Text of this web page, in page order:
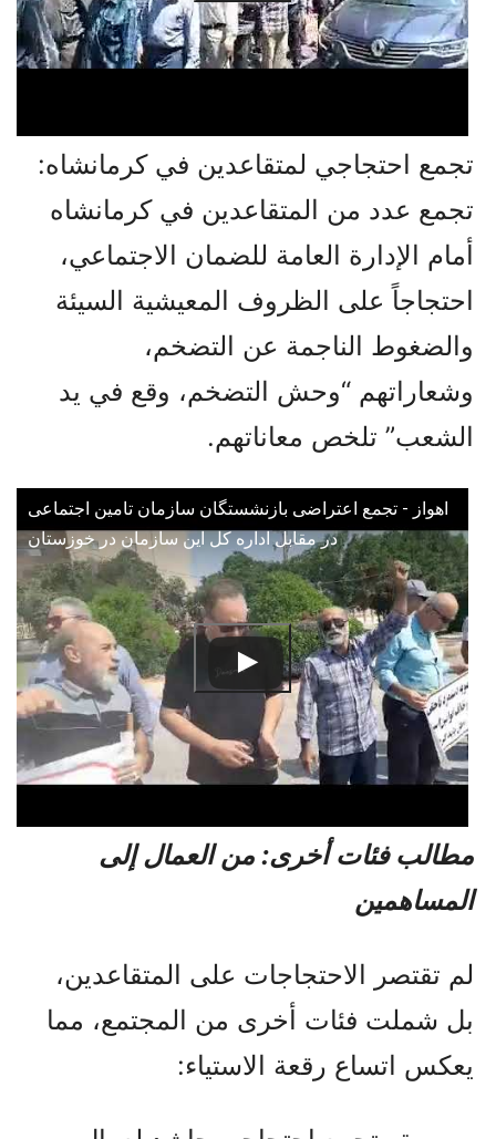
تجمع احتجاجي لمتقاعدين في كرمانشاه:
تجمع عدد من المتقاعدين في كرمانشاه
أمام الإدارة العامة للضمان الاجتماعي،
احتجاجاً على الظروف المعيشية السيئة
والضغوط الناجمة عن التضخم،
وشعاراتهم “وحش التضخم، وقع في يد
الشعب” تلخص معاناتهم.
اهواز - تجمع اعتراضی بازنشستگان سازمان تامین اجتماعی
در مقابل اداره کل این سازمان در خوزستان
مطالب فئات أخرى: من العمال إلى
المساهمين
لم تقتصر الاحتجاجات على المتقاعدين،
بل شملت فئات أخرى من المجتمع، مما
يعكس اتساع رقعة الاستياء: